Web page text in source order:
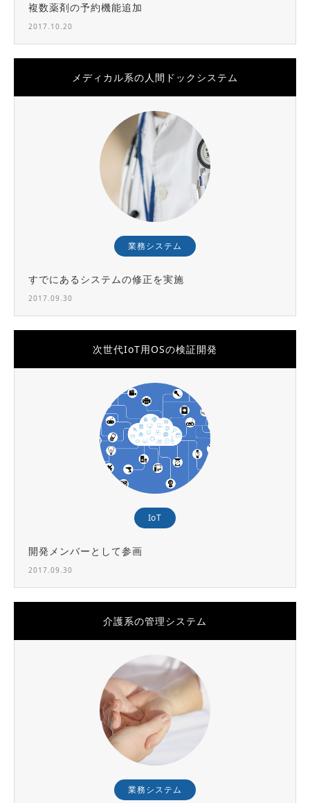
複数薬剤の予約機能追加
2017.10.20
メディカル系の人間ドックシステム
業務システム
すでにあるシステムの修正を実施
2017.09.30
次世代IoT用OSの検証開発
IoT
開発メンバーとして参画
2017.09.30
介護系の管理システム
業務システム